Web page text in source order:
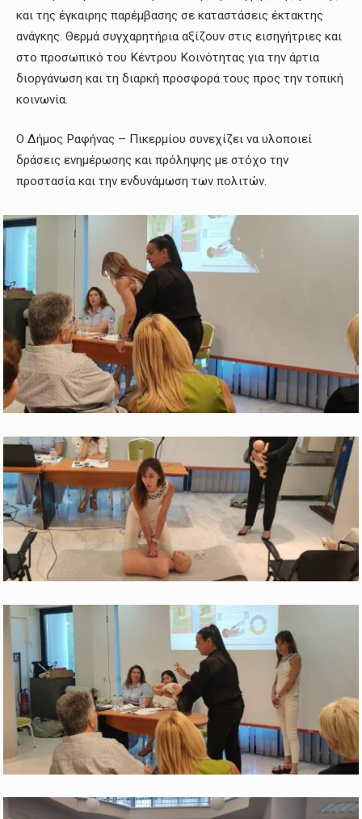
και της έγκαιρης παρέμβασης σε καταστάσεις έκτακτης
ανάγκης. Θερμά συγχαρητήρια αξίζουν στις εισηγήτριες και
στο προσωπικό του Κέντρου Κοινότητας για την άρτια
διοργάνωση και τη διαρκή προσφορά τους προς την τοπική
κοινωνία.
Ο Δήμος Ραφήνας – Πικερμίου συνεχίζει να υλοποιεί
δράσεις ενημέρωσης και πρόληψης με στόχο την
προστασία και την ενδυνάμωση των πολιτών.